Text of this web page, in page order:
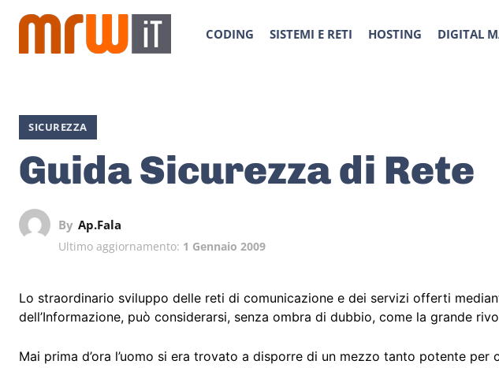
CODING SISTEMI E RETI HOSTING DIGITAL
SICUREZZA
Guida Sicurezza di Rete
By Ap.fala
Ultimo aggiornamento: 1 Gennaio 2009
Lo straordinario sviluppo delle reti di comunicazione e dei servizi offerti
dell’Informazione, può considerarsi, senza ombra di dubbio, come la grande
Mai prima d’ora l’uomo si era trovato a disporre di un mezzo tanto potente per